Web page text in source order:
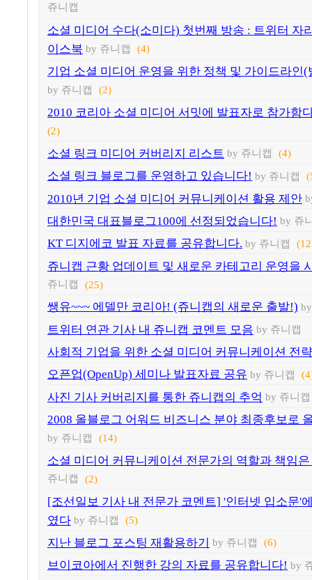
쥬니캡
소셜 미디어 수다(소미다) 첫번째 방송 : 트위터 자
이스북 by 쥬니캡 (4)
기업 소셜 미디어 운영을 위한 정책 및 가이드라인
by 쥬니캡 (2)
2010 코리아 소셜 미디어 서밋에 발표자로 참가함
(2)
소셜 링크 미디어 커버리지 리스트 by 쥬니캡 (4)
소셜 링크 블로그를 운영하고 있습니다! by 쥬니캡
2010년 기업 소셜 미디어 커뮤니케이션 활용 제안
대한민국 대표블로그100에 선정되었습니다! by 쥬
KT 디지에코 발표 자료를 공유합니다. by 쥬니캡
쥬니캡 근황 업데이트 및 새로운 카테고리 운영을
쥬니캡
(25)
쌩유~~~ 에델만 코리아! (쥬니캡의 새로운 출발!)
트위터 연관 기사 내 쥬니캡 코멘트 모음 by 쥬니캡
사회적 기업을 위한 소셜 미디어 커뮤니케이션 전략
오픈업(OpenUp) 세미나 발표자료 공유 by 쥬니캡
사진 기사 커버리지를 통한 쥬니캡의 추억 by 쥬니캡
2008 올블로그 어워드 비즈니스 분야 최종후보로
by 쥬니캡 (14)
소셜 미디어 커뮤니케이션 전문가의 역할과 책임
쥬니캡
(2)
[조선일보 기사 내 전문가 코멘트] '인터넷 입소문'
였다 by 쥬니캡 (5)
지난 블로그 포스팅 재활용하기 by 쥬니캡 (6)
브이코아에서 진행한 강의 자료를 공유합니다! by